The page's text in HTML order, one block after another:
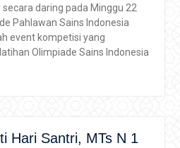
secara daring pada Minggu 22
Pahlawan Sains Indonesia
event kompetisi yang
Olimpiade Sains Indonesia
Hari Santri, MTs N 1